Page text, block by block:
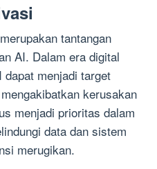
tantangan
AI. Dalam era digital
menjadi target
kerusakan
menjadi prioritas dalam
data dan sistem
merugikan.